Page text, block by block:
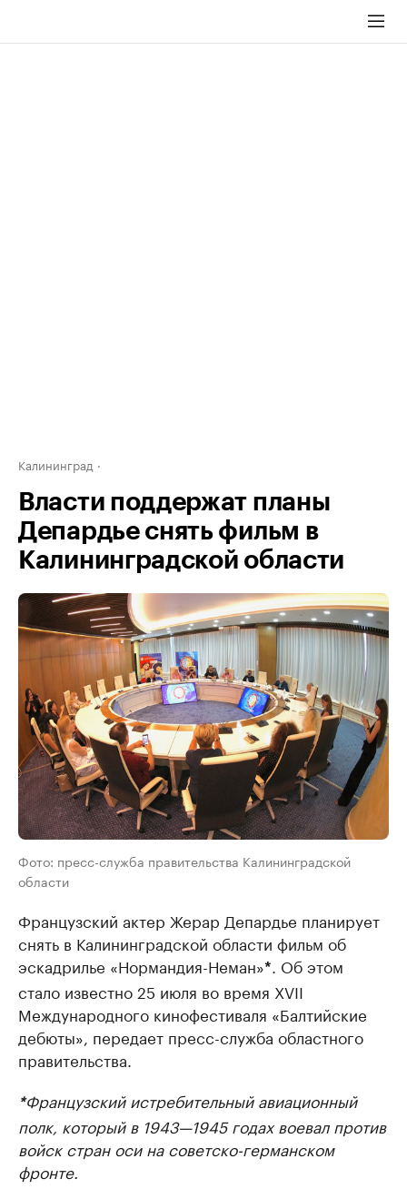
Калининград
Власти поддержат планы
Депардье снять фильм в
Калининградской области
Фото: пресс-служба правительства Калининградской
области
Французский актер Жерар Депардье планирует
снять в Калининградской области фильм об
эскадрилье «Нормандия-Неман»*. Об этом
стало известно 25 июля во время XVII
Международного кинофестиваля «Балтийские
дебюты», передает пресс-служба областного
правительства.
*Французский истребительный авиационный
полк, который в 1943—1945 годах воевал против
войск стран оси на советско-германском
фронте.